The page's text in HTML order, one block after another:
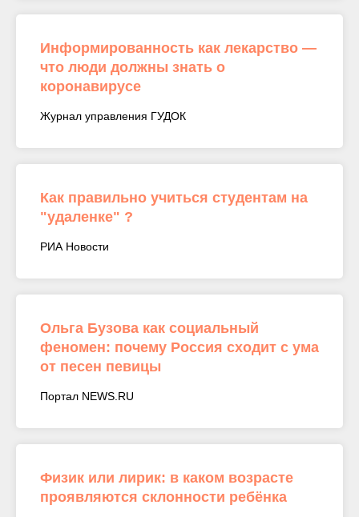
Информированность как лекарство —
что люди должны знать о
коронавирусе
Журнал управления ГУДОК
Как правильно учиться студентам на
"удаленке" ?
РИА Новости
Ольга Бузова как социальный
феномен: почему Россия сходит с ума
от песен певицы
Портал NEWS.RU
Физик или лирик: в каком возрасте
проявляются склонности ребёнка